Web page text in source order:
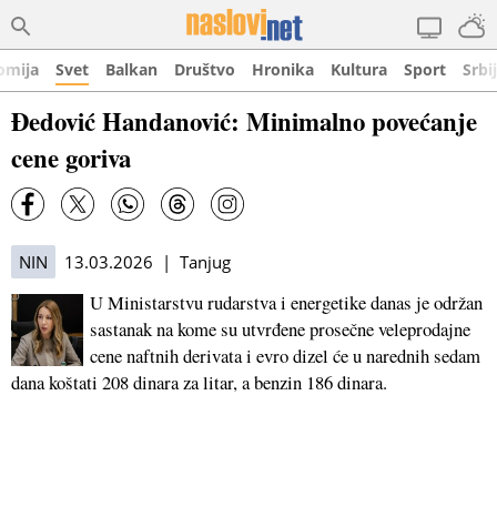
Svet Balkan Društvo Hronika Kultura Sport
Đedović Handanović: Minimalno povećanje
cene goriva
NIN 13.03.2026 | Tanjug
U Ministarstvu rudarstva i energetike danas je održan
sastanak na kome su utvrđene prosečne veleprodajne
cene naftnih derivata i evro dizel će u narednih sedam
dana koštati 208 dinara za litar, a benzin 186 dinara.